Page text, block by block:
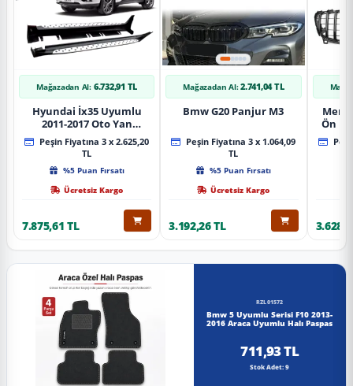
Mağazadan Al: 6.732,91 TL
Hyundai İx35 Uyumlu
2011-2017 Oto Yan
Basamak Koruma Side
Step Bmw Style
Peşin Fiyatına 3 x 2.625,20
TL
%5 Puan Fırsatı
Ücretsiz Kargo
7.875,61 TL
Mağazadan Al: 2.741,04 TL
Bmw G20 Panjur M3
Peşin Fiyatına 3 x 1.064,09
TL
%5 Puan Fırsatı
Ücretsiz Kargo
3.192,26 TL
Ön
RZL01572
Bmw 5 Uyumlu Serisi F10 2013-
2016 Araca Uyumlu Halı Paspas
711,93 TL
Stok Adet: 9